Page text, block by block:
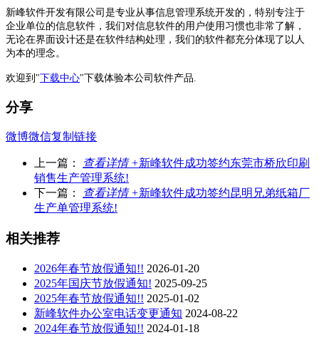
新峰软件开发有限公司是专业从事信息管理系统开发的，特别专注于
企业单位的信息软件，我们对信息软件的用户使用习惯也非常了解，
无论在界面设计还是在软件结构处理，我们的软件都充分体现了以人
为本的理念。
欢迎到"下载中心"下载体验本公司软件产品.
分享
微博微信复制链接
上一篇： 查看详情 +新峰软件成功签约东莞市桥欣印刷
销售生产管理系统!
下一篇：
查看详情 +新峰软件成功签约昆明兄弟纸箱厂
生产单管理系统!
相关推荐
2026年春节放假通知!! 2026-01-20
2025年国庆节放假通知! 2025-09-25
2025年春节放假通知!! 2025-01-02
新峰软件办公室电话变更通知 2024-08-22
2024年春节放假通知!! 2024-01-18